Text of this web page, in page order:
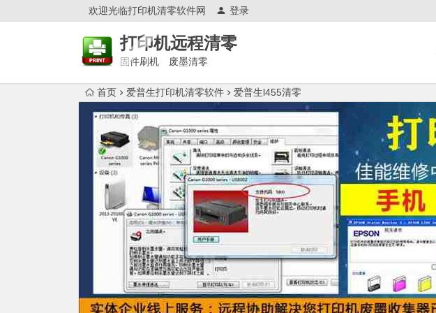
欢迎光临打印机清零软件网 登录
打印机远程清零
固件刷机 废墨清零
首页 爱普生打印机清零软件 爱普生l455清零